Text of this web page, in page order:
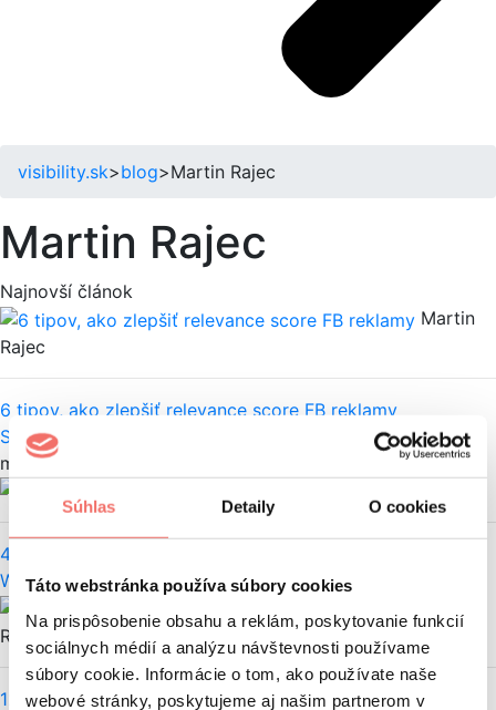
Súhlas Detaily O cookies
Táto webstránka používa súbory cookies
Na prispôsobenie obsahu a reklám, poskytovanie funkcií
sociálnych médií a analýzu návštevnosti používame
súbory cookie. Informácie o tom, ako používate naše
webové stránky, poskytujeme aj našim partnerom v
visibility.sk>blog>Martin Rajec
Martin Rajec
Najnovší článok
Martin
Rajec
6 tipov, ako zlepšiť relevance score FB reklamy
SocialFacebook
moje články
4 pravidlá jedného call-to-action tlačidla
WebGrafický dizajn UI/UX
Rajec
12 život zjednodušujúcich klávesových skratiek